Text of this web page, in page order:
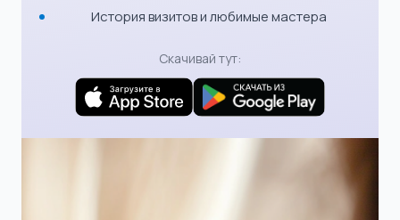
История визитов и любимые мастера
Скачивай тут: